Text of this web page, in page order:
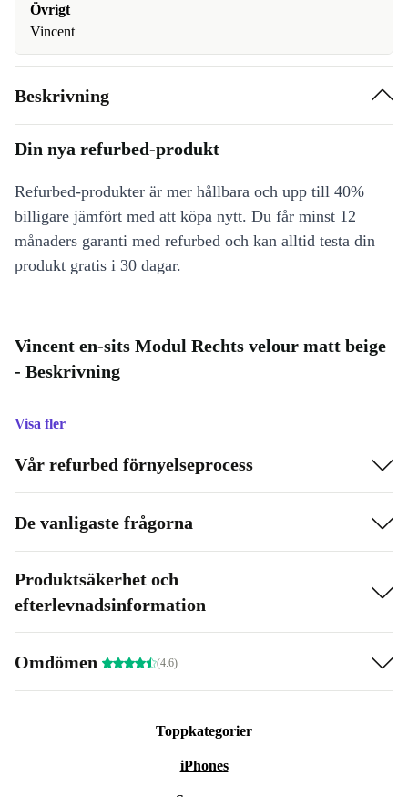
Övrigt
Vincent
Beskrivning
Din nya refurbed-produkt
Refurbed-produkter är mer hållbara och upp till 40%
billigare jämfört med att köpa nytt. Du får minst 12
månaders garanti med refurbed och kan alltid testa din
produkt gratis i 30 dagar.
Vincent en-sits Modul Rechts velour matt beige
- Beskrivning
Visa fler
Vår refurbed förnyelseprocess
De vanligaste frågorna
Produktsäkerhet och
efterlevnadsinformation
Omdömen (4.6)
Toppkategorier
iPhones